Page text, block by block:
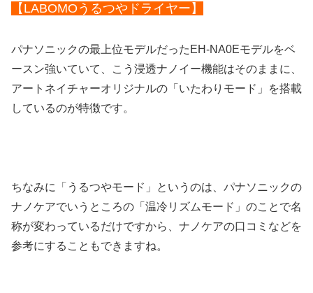
【LABOMOうるつやドライヤー】
パナソニックの最上位モデルだったEH-NA0Eモデルをベ
ースン強いていて、こう浸透ナノイー機能はそのままに、
アートネイチャーオリジナルの「いたわりモード」を搭載
しているのが特徴です。
ちなみに「うるつやモード」というのは、パナソニックの
ナノケアでいうところの「温冷リズムモード」のことで名
称が変わっているだけですから、ナノケアの口コミなどを
参考にすることもできますね。